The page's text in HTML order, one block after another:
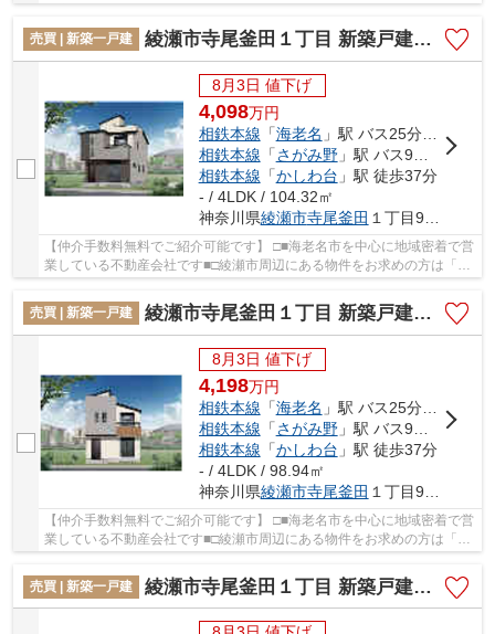
瀬市寺尾釜田１丁目 新築戸建て 全7棟【仲介...
売買 | 新築一戸建
綾瀬市寺尾釜田１丁目 新築戸建て 全7棟【仲介手数料無料】
8月3日 値下げ
4,098万円
相鉄本線 「海老名 」駅 バス25分 「綾瀬高校」 停歩5分
相鉄本線 「さがみ野」駅 バス9分 「寺尾」 停歩5分
相鉄本線 「かしわ台 」駅 徒歩37分
- / 4LDK / 104.32㎡
神奈川県綾瀬市寺尾釜田 １丁目9-20
【仲介手数料無料でご紹介可能です】 □■海老名市を中心に地域密着で営
業している不動産会社です■□綾瀬市周辺にある物件をお求めの方は「綾
瀬市寺尾釜田１丁目 新築戸建て 全7棟【仲介...
売買 | 新築一戸建
綾瀬市寺尾釜田１丁目 新築戸建て 全7棟【仲介手数料無料】
8月3日 値下げ
4,198万円
相鉄本線 「海老名 」駅 バス25分 「綾瀬高校」 停歩5分
相鉄本線 「さがみ野」駅 バス9分 「寺尾」 停歩5分
相鉄本線 「かしわ台 」駅 徒歩37分
- / 4LDK / 98.94㎡
神奈川県綾瀬市寺尾釜田 １丁目9-20
【仲介手数料無料でご紹介可能です】 □■海老名市を中心に地域密着で営
業している不動産会社です■□綾瀬市周辺にある物件をお求めの方は「綾
瀬市寺尾釜田１丁目 新築戸建て 全7棟【仲介...
売買 | 新築一戸建
綾瀬市寺尾釜田１丁目 新築戸建て 全7棟【仲介手数料無料】